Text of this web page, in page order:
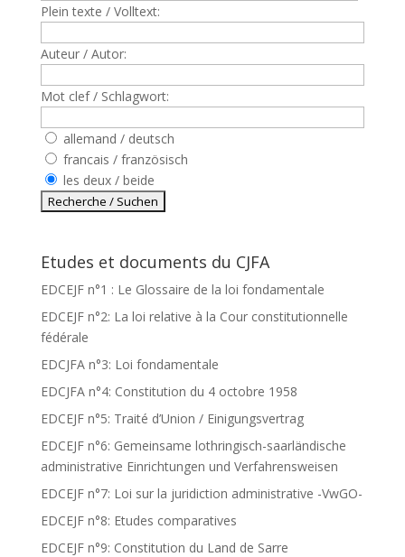
Plein texte / Volltext:
Auteur / Autor:
Mot clef / Schlagwort:
allemand / deutsch
francais / französisch
les deux / beide
Etudes et documents du CJFA
EDCEJF n°1 : Le Glossaire de la loi fondamentale
EDCEJF n°2: La loi relative à la Cour constitutionnelle
fédérale
EDCJFA n°3: Loi fondamentale
EDCJFA n°4: Constitution du 4 octobre 1958
EDCEJF n°5: Traité d’Union / Einigungsvertrag
EDCEJF n°6: Gemeinsame lothringisch-saarländische
administrative Einrichtungen und Verfahrensweisen
EDCEJF n°7: Loi sur la juridiction administrative -VwGO-
EDCEJF n°8: Etudes comparatives
EDCEJF n°9: Constitution du Land de Sarre